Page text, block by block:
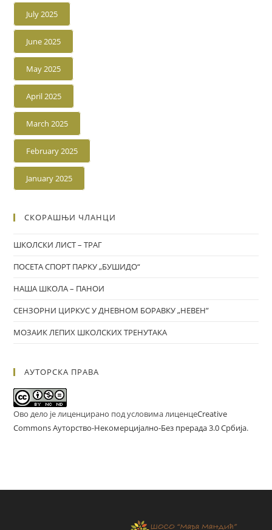
July 2025
June 2025
May 2025
April 2025
March 2025
February 2025
January 2025
СКОРАШЊИ ЧЛАНЦИ
ШКОЛСКИ ЛИСТ – ТРАГ
ПОСЕТА СПОРТ ПАРКУ „БУШИДО“
НАША ШКОЛА – ПАНОИ
СЕНЗОРНИ ЦИРКУС У ДНЕВНОМ БОРАВКУ „НЕВЕН”
МОЗАИК ЛЕПИХ ШКОЛСКИХ ТРЕНУТАКА
АУТОРСКА ПРАВА
Ово дело је лиценцирано под условима лиценцеCreative
Commons Ауторство-Некомерцијално-Без прерада 3.0 Србија.